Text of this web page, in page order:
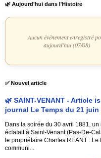
🌿 Aujourd’hui dans l’Histoire
Aucun événement enregistré
aujourd'hui (07/08)
✅ Nouvel article
🌿 SAINT-VENANT - Article
journal Le Temps du 21 juin
Dans la soirée du 30 avril 1881,
éclatait à Saint-Venant (Pas-De-
le propriétaire Charles REANT . Le
communi...